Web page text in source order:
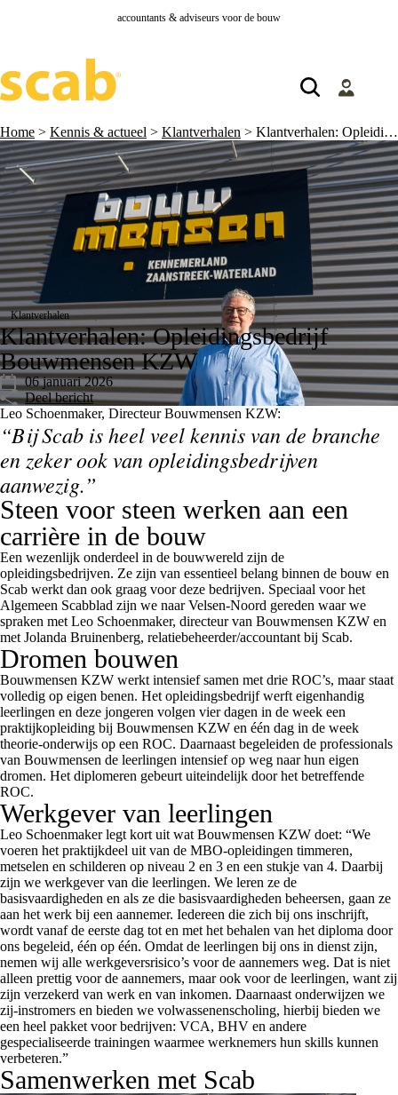
accountants & adviseurs voor de bouw
Home > Kennis & actueel > Klantverhalen > Klantverhalen: Opleidingsbedrijf Bouwmensen KZW
Klantverhalen
Klantverhalen: Opleidingsbedrijf
Bouwmensen KZW
06 januari 2026
Deel bericht
Leo Schoenmaker, Directeur Bouwmensen KZW:
“Bij Scab is heel veel kennis van de branche
en zeker ook van opleidingsbedrijven
aanwezig.”
Steen voor steen werken aan een
carrière in de bouw
Een wezenlijk onderdeel in de bouwwereld zijn de
opleidingsbedrijven. Ze zijn van essentieel belang binnen de bouw en
Scab werkt dan ook graag voor deze bedrijven. Speciaal voor het
Algemeen Scabblad zijn we naar Velsen-Noord gereden waar we
spraken met Leo Schoenmaker, directeur van Bouwmensen KZW en
met Jolanda Bruinenberg, relatiebeheerder/accountant bij Scab.
Dromen bouwen
Bouwmensen KZW werkt intensief samen met drie ROC’s, maar staat
volledig op eigen benen. Het opleidingsbedrijf werft eigenhandig
leerlingen en deze jongeren volgen vier dagen in de week een
praktijkopleiding bij Bouwmensen KZW en één dag in de week
theorie-onderwijs op een ROC. Daarnaast begeleiden de professionals
van Bouwmensen de leerlingen intensief op weg naar hun eigen
dromen. Het diplomeren gebeurt uiteindelijk door het betreffende
ROC.
Werkgever van leerlingen
Leo Schoenmaker legt kort uit wat Bouwmensen KZW doet: “We
voeren het praktijkdeel uit van de MBO-opleidingen timmeren,
metselen en schilderen op niveau 2 en 3 en een stukje van 4. Daarbij
zijn we werkgever van die leerlingen. We leren ze de
basisvaardigheden en als ze die basisvaardigheden beheersen, gaan ze
aan het werk bij een aannemer. Iedereen die zich bij ons inschrijft,
wordt vanaf de eerste dag tot en met het behalen van het diploma door
ons begeleid, één op één. Omdat de leerlingen bij ons in dienst zijn,
nemen wij alle werkgeversrisico’s voor de aannemers weg. Dat is niet
alleen prettig voor de aannemers, maar ook voor de leerlingen, want zij
zijn verzekerd van werk en van inkomen. Daarnaast onderwijzen we
zij-instromers en bieden we volwassenenscholing, hierbij bieden we
een heel pakket voor bedrijven: VCA, BHV en andere
gespecialiseerde trainingen waarmee werknemers hun skills kunnen
verbeteren.”
Samenwerken met Scab